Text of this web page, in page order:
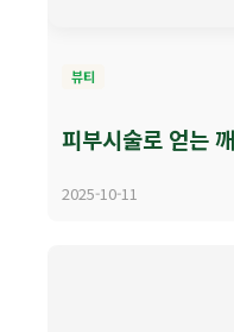
뷰티
피부시술로 얻는
2025-10-11